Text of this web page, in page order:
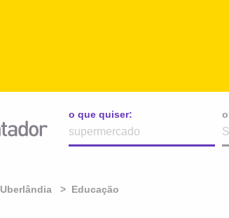
o que quiser:
Uberlândia Educação